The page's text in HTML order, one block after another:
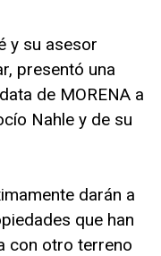
y su asesor
presentó una
de MORENA a
Nahle y de su
darán a
que han
con otro terreno